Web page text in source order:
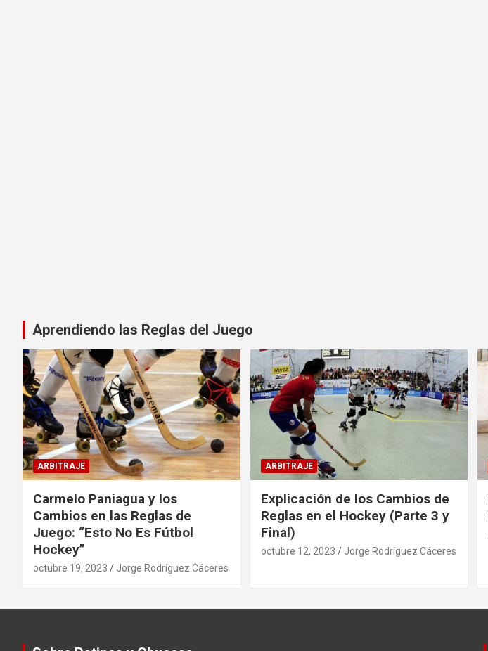
Aprendiendo las Reglas del Juego
ARBITRAJE
Carmelo Paniagua y los
Cambios en las Reglas de
Juego: “Esto No Es Fútbol
Hockey”
octubre 19, 2023 Jorge Rodríguez Cáceres
ARBITRAJE
Explicación de los Cambios de
Reglas en el Hockey (Parte 3 y
Final)
octubre 12, 2023 Jorge Rodríguez Cáceres